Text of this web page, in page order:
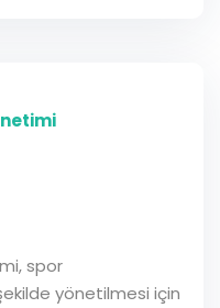
spor
yönetilmesi için